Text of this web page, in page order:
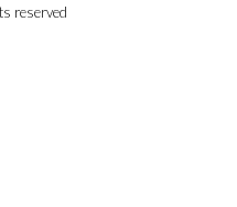
reserved